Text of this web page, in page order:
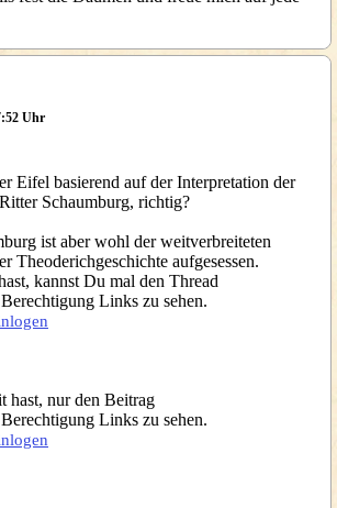
Uhr
Eifel basierend auf der Interpretation der
Schaumburg, richtig?
ist aber wohl der weitverbreiteten
Theoderichgeschichte aufgesessen.
kannst Du mal den Thread
Links zu sehen.
hast, nur den Beitrag
Links zu sehen.